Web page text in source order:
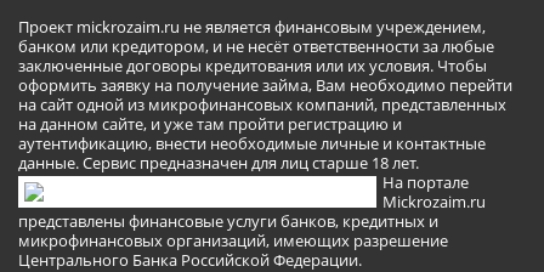
Проект mickrozaim.ru не является финансовым учреждением,
банком или кредитором, и не несёт ответственности за любые
заключенные договоры кредитования или их условия. Чтобы
оформить заявку на получение займа, Вам необходимо перейти
на сайт одной из микрофинансовых компаний, представленных
на данном сайте, и уже там пройти регистрацию и
аутентификацию, внести необходимые личные и контактные
данные. Сервис предназначен для лиц старше 18 лет.
На портале
Mickrozaim.ru
представлены финансовые услуги банков, кредитных и
микрофинансовых организаций, имеющих разрешение
Центрального Банка Российской Федерации.